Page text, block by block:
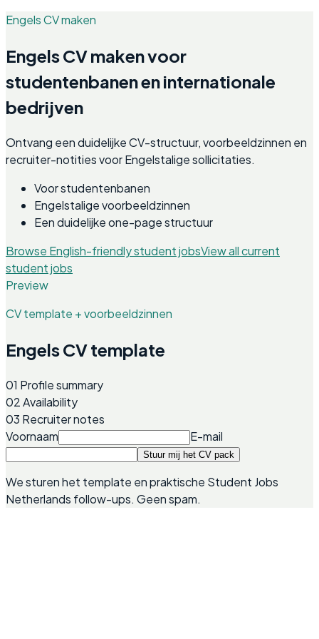
Engels CV maken
Engels CV maken voor
studentenbanen en internationale
bedrijven
Ontvang een duidelijke CV-structuur, voorbeeldzinnen en
recruiter-notities voor Engelstalige sollicitaties.
Voor studentenbanen
Engelstalige voorbeeldzinnen
Een duidelijke one-page structuur
Browse English-friendly student jobsView all current
student jobs
Preview
CV template + voorbeeldzinnen
Engels CV template
01 Profile summary
02Availability
03 Recruiter notes
Voornaam
E-mail
Stuur mij het CV pack
We sturen het template en praktische Student Jobs
Netherlands follow-ups. Geen spam.